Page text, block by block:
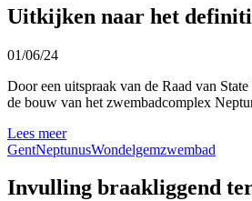
Uitkijken naar het
01/06/24
Door een uitspraak van de Raad van
de bouw van het zwembadcomplex
Lees meer
GentNeptunusWondelgemzwembad
Invulling braakliggend